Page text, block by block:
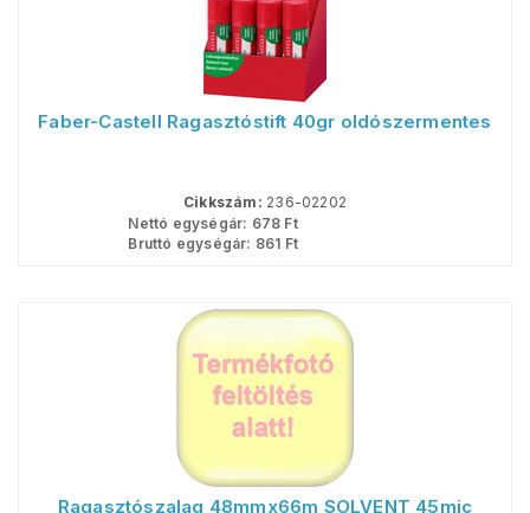
Faber-Castell Ragasztóstift 40gr oldószermentes
Cikkszám: 236-02202
Nettó egységár: 678 Ft
Bruttó egységár: 861 Ft
Ragasztószalag 48mmx66m SOLVENT 45mic